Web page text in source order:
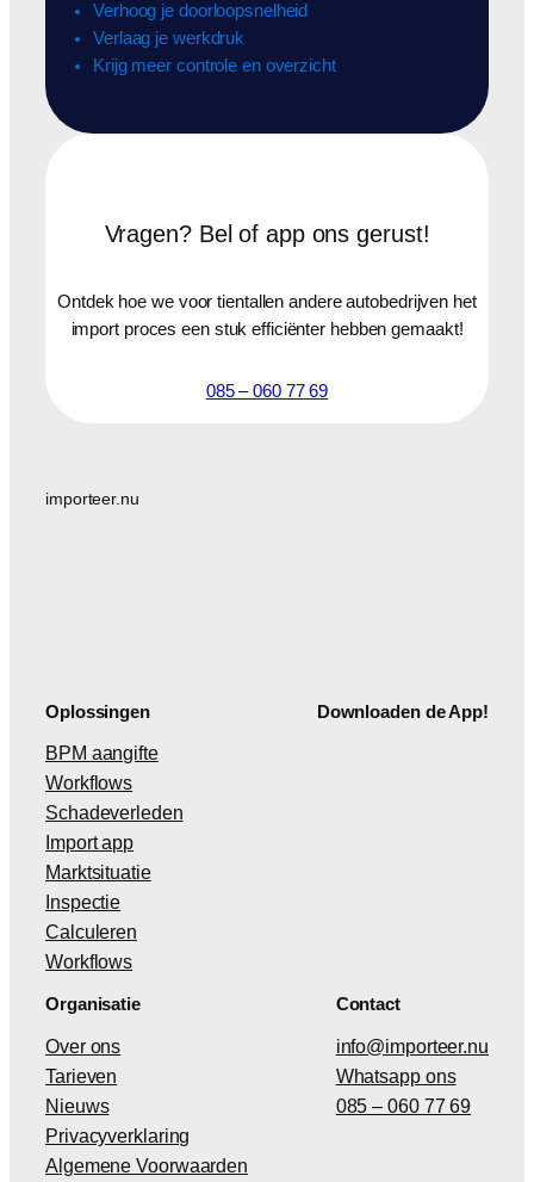
Verhoog je doorloopsnelheid
Verlaag je werkdruk
Krijg meer controle en overzicht
Vragen? Bel of app ons gerust!
Ontdek hoe we voor tientallen andere autobedrijven het
import proces een stuk efficiënter hebben gemaakt!
085 – 060 77 69
importeer.nu
Oplossingen
BPM aangifte
Workflows
Schadeverleden
Import app
Marktsituatie
Inspectie
Calculeren
Workflows
Downloaden de App!
Organisatie
Over ons
Tarieven
Nieuws
Privacyverklaring
Algemene Voorwaarden
Contact
info@importeer.nu
Whatsapp ons
085 – 060 77 69